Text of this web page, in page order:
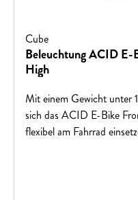
Cube
Beleuchtung ACID
High
Mit einem Gewicht unter
sich das ACID E-Bike
flexibel am Fahrrad